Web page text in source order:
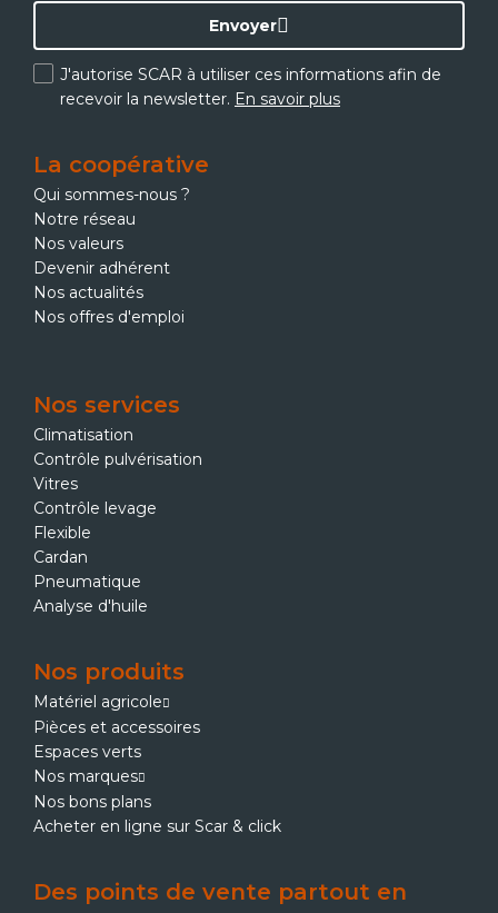
J'autorise SCAR à utiliser ces informations afin de
recevoir la newsletter. En savoir plus
Envoyer
La coopérative
Qui sommes-nous ?
Notre réseau
Nos valeurs
Devenir adhérent
Nos actualités
Nos offres d'emploi
Nos services
Climatisation
Contrôle pulvérisation
Vitres
Contrôle levage
Flexible
Cardan
Pneumatique
Analyse d'huile
Nos produits
Matériel agricole
Pièces et accessoires
Espaces verts
Nos marques
Nos bons plans
Acheter en ligne sur Scar & click
Des points de vente partout en